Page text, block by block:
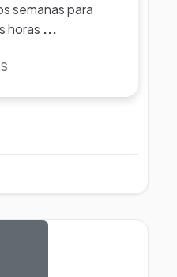
semanas para
horas ...